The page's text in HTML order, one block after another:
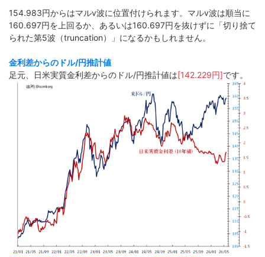
154.983円からはマルv波に位置付けられます。マルv波は順当に
160.697円を上回るか、あるいは160.697円を抜けずに「切り捨て
られた第5波（truncation）」になるかもしれません。
金利差からのドル/円推計値
足元、日米実質金利差からのドル/円推計値は[142.229円]です。